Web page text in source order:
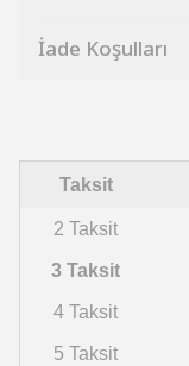
İade Koşulları
Taksit
2 Taksit
3 Taksit
4 Taksit
5 Taksit